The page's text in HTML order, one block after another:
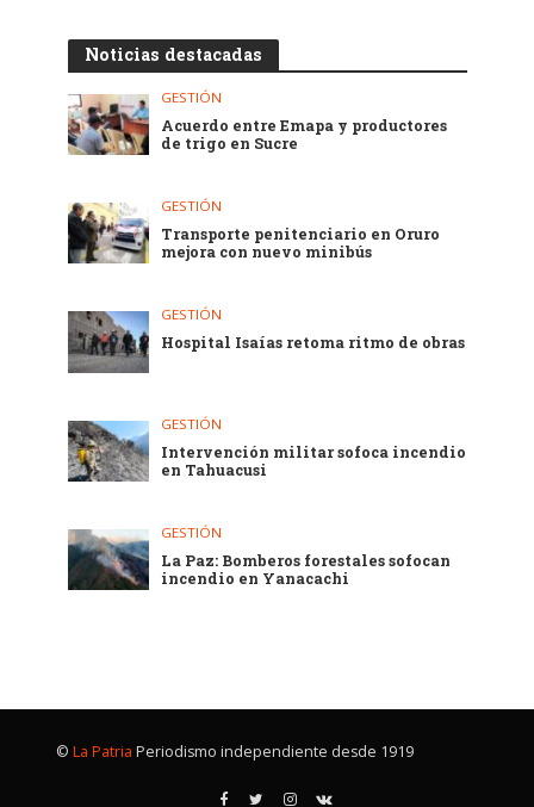
Noticias destacadas
GESTIÓN
Acuerdo entre Emapa y productores
de trigo en Sucre
GESTIÓN
Transporte penitenciario en Oruro
mejora con nuevo minibús
GESTIÓN
Hospital Isaías retoma ritmo de obras
GESTIÓN
Intervención militar sofoca incendio
en Tahuacusi
GESTIÓN
La Paz: Bomberos forestales sofocan
incendio en Yanacachi
© La Patria Periodismo independiente desde 1919